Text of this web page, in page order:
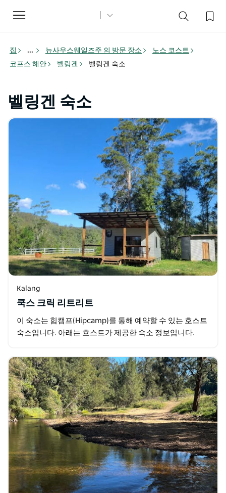
Toggle
navigation
집 ... 뉴사우스웨일즈주 의 방문 장소
노스 코스트
코프스 해안
벨링겐 벨링겐 숙소
벨링겐 숙소
Kalang
쿡스 크릭 리트리트
이 숙소는 힙캠프(Hipcamp)를 통해 예약할 수 있는 호스트
숙소입니다. 아래는 호스트가 제공한 숙소 정보입니다.